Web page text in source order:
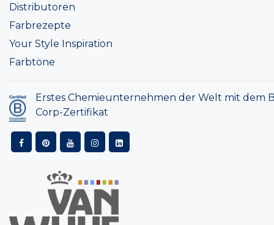
Distributoren
Farbrezepte
Your Style Inspiration
Farbtöne
Erstes Chemieunternehmen der Welt mit dem
Corp-Zertifikat